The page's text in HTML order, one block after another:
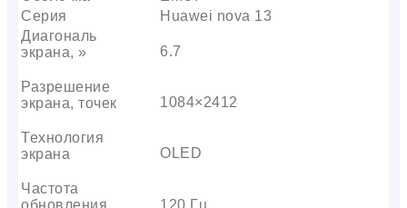
Серия
Huawei nova 13
Диагональ
экрана, »
6.7
Разрешение
экрана, точек
1084×2412
Технология
экрана
OLED
Частота
обновления
120 Гц